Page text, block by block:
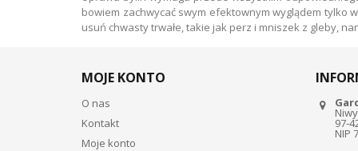
bowiem zachwycać swym efektownym wyglądem tylko
usuń chwasty trwałe, takie jak perz i mniszek z gleby,
MOJE KONTO
O nas
Kontakt
Moje konto
97-
NIP